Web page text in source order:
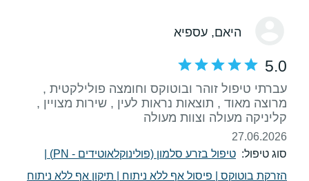
היאם, עספיא
5.0
עברתי טיפול זוהר ובוטוקס וחומצה פולילקטית ,
מרוצה מאוד , תוצאות נראות לעין , שירות מצויין ,
קליניקה מעולה וצוות מעולה
27.06.2026
סוג טיפול: טיפול בזרע סלמון (פולינוקלאוטידים - PN)
הזרקת בוטוקס
פיסול אף ללא ניתוח תיקון אף ללא ניתוח